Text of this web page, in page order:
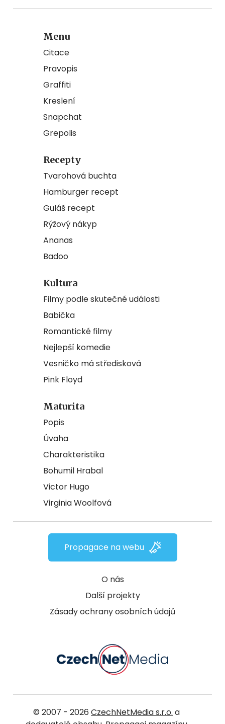
Menu
Citace
Pravopis
Graffiti
Kreslení
Snapchat
Grepolis
Recepty
Tvarohová buchta
Hamburger recept
Guláš recept
Rýžový nákyp
Ananas
Badoo
Kultura
Filmy podle skutečné události
Babička
Romantické filmy
Nejlepší komedie
Vesničko má středisková
Pink Floyd
Maturita
Popis
Úvaha
Charakteristika
Bohumil Hrabal
Victor Hugo
Virginia Woolfová
O nás
Další projekty
Zásady ochrany osobních údajů
Propagace na webu
© 2007 - 2026 CzechNetMedia s.r.o. a